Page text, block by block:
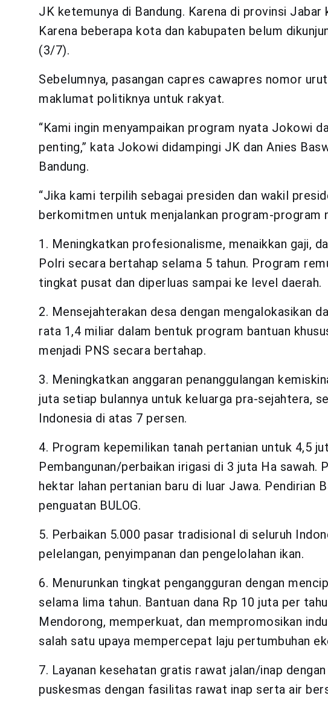
JK ketemunya di Bandung. Karena di provinsi Jabar
Karena beberapa kota dan kabupaten belum
(3/7).
Sebelumnya, pasangan capres cawapres nomor
maklumat politiknya untuk rakyat.
“Kami ingin menyampaikan program nyata Jokowi
penting,” kata Jokowi didampingi JK dan Anies
Bandung.
“Jika kami terpilih sebagai presiden dan wakil
berkomitmen untuk menjalankan program-program
1. Meningkatkan profesionalisme, menaikkan gaji,
Polri secara bertahap selama 5 tahun. Program
tingkat pusat dan diperluas sampai ke level daerah.
2. Mensejahterakan desa dengan mengalokasikan
rata 1,4 miliar dalam bentuk program bantuan
menjadi PNS secara bertahap.
3. Meningkatkan anggaran penanggulangan
juta setiap bulannya untuk keluarga pra-sejahtera,
Indonesia di atas 7 persen.
4. Program kepemilikan tanah pertanian untuk 4,5
Pembangunan/perbaikan irigasi di 3 juta Ha sawah.
hektar lahan pertanian baru di luar Jawa. Pendirian
penguatan BULOG.
5. Perbaikan 5.000 pasar tradisional di seluruh
pelelangan, penyimpanan dan pengelolahan ikan.
6. Menurunkan tingkat pengangguran dengan
selama lima tahun. Bantuan dana Rp 10 juta per
Mendorong, memperkuat, dan mempromosikan
salah satu upaya mempercepat laju pertumbuhan
7. Layanan kesehatan gratis rawat jalan/inap
puskesmas dengan fasilitas rawat inap serta air